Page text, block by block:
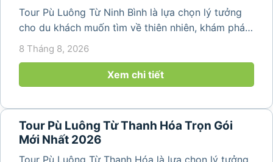
Tour Pù Luông Từ Ninh Bình là lựa chọn lý tưởng
cho du khách muốn tìm về thiên nhiên, khám phá
bản làng và tận hưởng không gian nghỉ dưỡng yên
bình. Với lịch trình 2N1Đ hoặc 3N2Đ, hành trình có
8 Tháng 8, 2026
Xem chi tiết
Tour Pù Luông Từ Thanh Hóa Trọn Gói
Mới Nhất 2026